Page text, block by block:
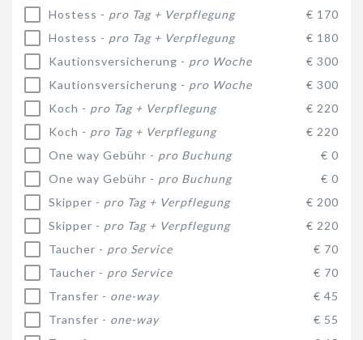
Hostess - pro Tag + Verpflegung
€ 170
Hostess - pro Tag + Verpflegung
€ 180
Kautionsversicherung - pro Woche
€ 300
Kautionsversicherung - pro Woche
€ 300
Koch - pro Tag + Verpflegung
€ 220
Koch - pro Tag + Verpflegung
€ 220
One way Gebühr - pro Buchung
€ 0
One way Gebühr - pro Buchung
€ 0
Skipper - pro Tag + Verpflegung
€ 200
Skipper - pro Tag + Verpflegung
€ 220
Taucher - pro Service
€ 70
Taucher - pro Service
€ 70
Transfer - one-way
€ 45
Transfer - one-way
€ 55